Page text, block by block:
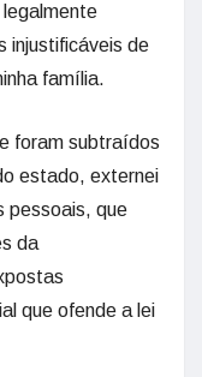
injustificáveis de
família.
foram subtraídos
estado, externei
pessoais, que
da
que ofende a lei